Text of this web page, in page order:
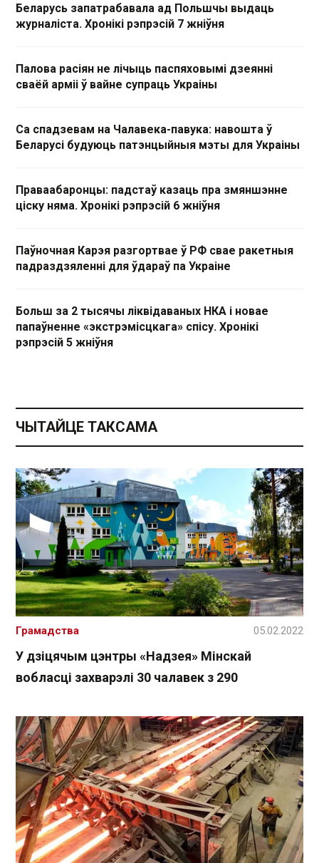
Беларусь запатрабавала ад Польшчы выдаць
журналіста. Хронікі рэпрэсій 7 жніўня
Палова расіян не лічыць паспяховымі дзеянні
сваёй арміі ў вайне супраць Украіны
Са спадзевам на Чалавека-павука: навошта ў
Беларусі будуюць патэнцыйныя мэты для Украіны
Праваабаронцы: падстаў казаць пра змяншэнне
ціску няма. Хронікі рэпрэсій 6 жніўня
Паўночная Карэя разгортвае ў РФ свае ракетныя
падраздзяленні для ўдараў па Украіне
Больш за 2 тысячы ліквідаваных НКА і новае
папаўненне «экстрэмісцкага» спісу. Хронікі
рэпрэсій 5 жніўня
ЧЫТАЙЦЕ ТАКСАМА
У дзіцячым цэнтры «Надзея» Мінскай
вобласці захварэлі 30 чалавек з 290
Грамадства 05.02.2022